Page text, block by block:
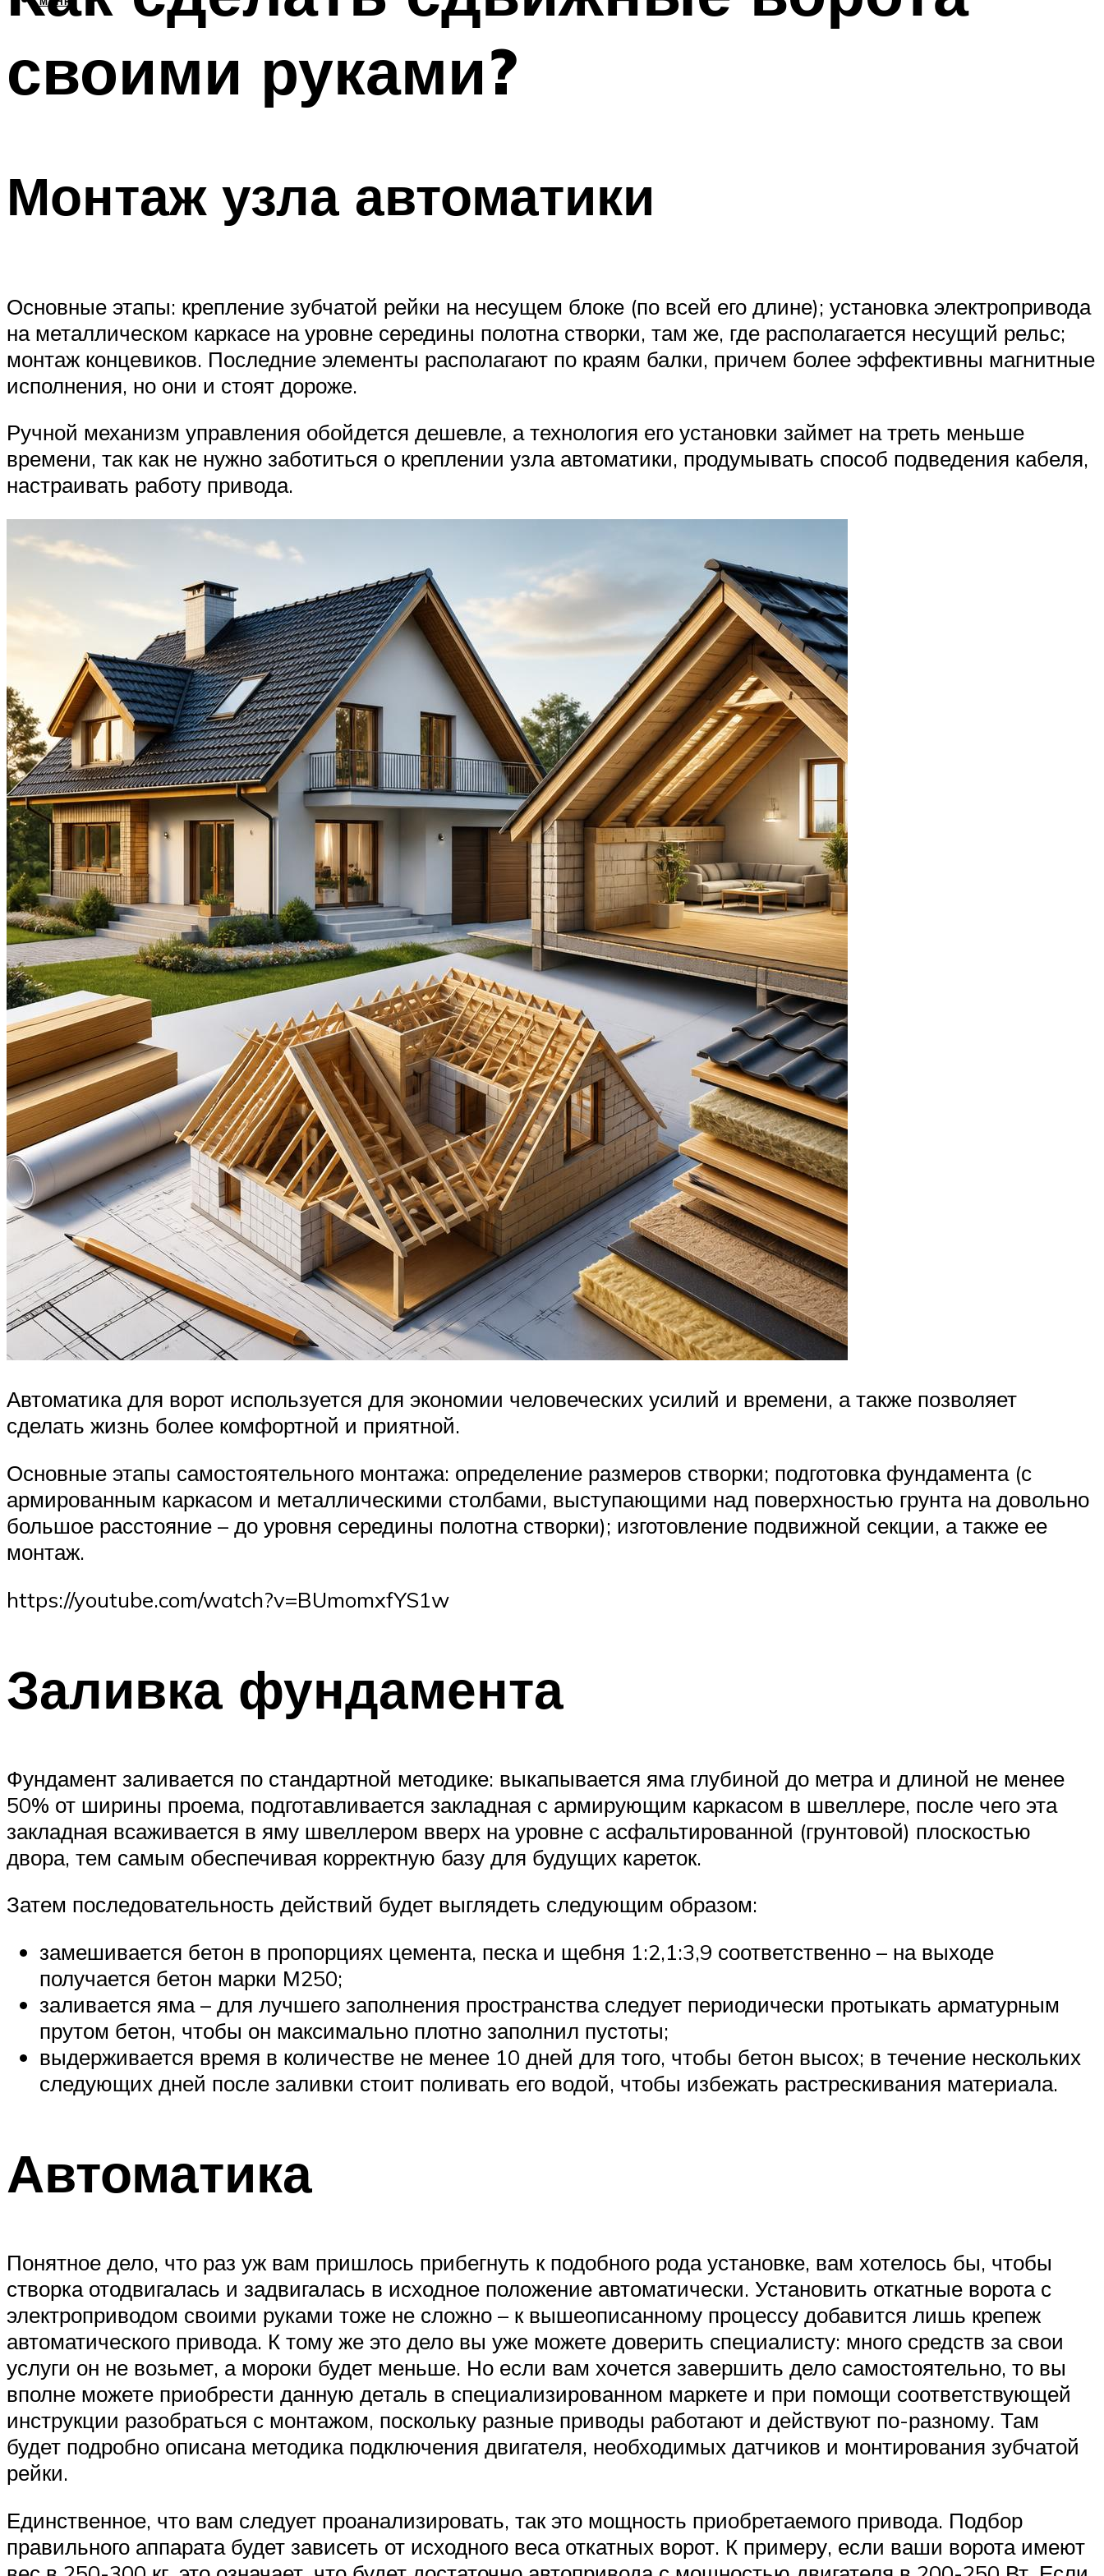
своими руками?
Монтаж узла автоматики
Основные этапы: крепление зубчатой рейки на несущем блоке (по всей его длине); установка электропривода
на металлическом каркасе на уровне середины полотна створки, там же, где располагается несущий рельс;
монтаж концевиков. Последние элементы располагают по краям балки, причем более эффективны магнитные
исполнения, но они и стоят дороже.
Ручной механизм управления обойдется дешевле, а технология его установки займет на треть меньше
времени, так как не нужно заботиться о креплении узла автоматики, продумывать способ подведения кабеля,
настраивать работу привода.
Автоматика для ворот используется для экономии человеческих усилий и времени, а также позволяет
сделать жизнь более комфортной и приятной.
Основные этапы самостоятельного монтажа: определение размеров створки; подготовка фундамента (с
армированным каркасом и металлическими столбами, выступающими над поверхностью грунта на довольно
большое расстояние – до уровня середины полотна створки); изготовление подвижной секции, а также ее
монтаж.
https://youtube.com/watch?v=BUmomxfYS1w
Заливка фундамента
Фундамент заливается по стандартной методике: выкапывается яма глубиной до метра и длиной не менее
50% от ширины проема, подготавливается закладная с армирующим каркасом в швеллере, после чего эта
закладная всаживается в яму швеллером вверх на уровне с асфальтированной (грунтовой) плоскостью
двора, тем самым обеспечивая корректную базу для будущих кареток.
Затем последовательность действий будет выглядеть следующим образом:
замешивается бетон в пропорциях цемента, песка и щебня 1:2,1:3,9 соответственно – на выходе
получается бетон марки М250;
заливается яма – для лучшего заполнения пространства следует периодически протыкать арматурным
прутом бетон, чтобы он максимально плотно заполнил пустоты;
выдерживается время в количестве не менее 10 дней для того, чтобы бетон высох; в течение нескольких
следующих дней после заливки стоит поливать его водой, чтобы избежать растрескивания материала.
Автоматика
Понятное дело, что раз уж вам пришлось прибегнуть к подобного рода установке, вам хотелось бы, чтобы
створка отодвигалась и задвигалась в исходное положение автоматически. Установить откатные ворота с
электроприводом своими руками тоже не сложно – к вышеописанному процессу добавится лишь крепеж
автоматического привода. К тому же это дело вы уже можете доверить специалисту: много средств за свои
услуги он не возьмет, а мороки будет меньше. Но если вам хочется завершить дело самостоятельно, то вы
вполне можете приобрести данную деталь в специализированном маркете и при помощи соответствующей
инструкции разобраться с монтажом, поскольку разные приводы работают и действуют по-разному. Там
будет подробно описана методика подключения двигателя, необходимых датчиков и монтирования зубчатой
рейки.
Единственное, что вам следует проанализировать, так это мощность приобретаемого привода. Подбор
правильного аппарата будет зависеть от исходного веса откатных ворот. К примеру, если ваши ворота имеют